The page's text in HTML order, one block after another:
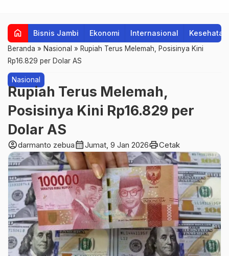
home Bisnis Jambi Ekonomi Internasional Kesehatan
Beranda » Nasional » Rupiah Terus Melemah, Posisinya Kini
Rp16.829 per Dolar AS
Nasional
Rupiah Terus Melemah,
Posisinya Kini Rp16.829 per
Dolar AS
account_circledarmanto zebuacalendar_monthJumat, 9 Jan 2026printCetak